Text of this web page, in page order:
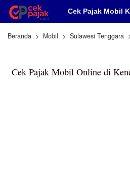
Cek Pajak Mobil
Beranda Mobil Sulawesi Tenggara
Cek Pajak Mobil Online di